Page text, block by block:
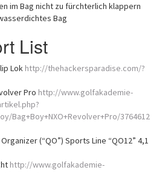
im Bag nicht zu fürchterlich klappern
Bag
List
Lok http://thehackersparadise.com/?
Pro http://www.golfakademie-
Bag+Boy+NXO+Revolver+Pro/3764612
(“QO”) Sports Line “QO12” 4,1
http://www.golfakademie-